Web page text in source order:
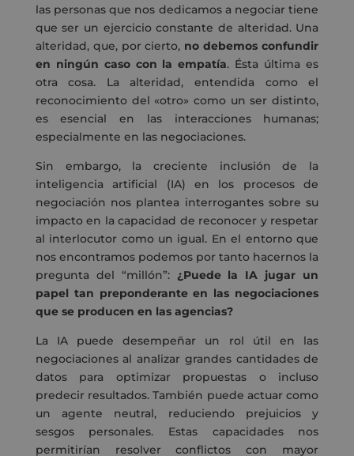
las personas que nos dedicamos a negociar tiene
que ser un ejercicio constante de alteridad. Una
alteridad, que, por cierto, no debemos confundir
en ningún caso con la empatía. Ésta última es
otra cosa. La alteridad, entendida como el
reconocimiento del «otro» como un ser distinto,
es esencial en las interacciones humanas;
especialmente en las negociaciones.
Sin embargo, la creciente inclusión de la
inteligencia artificial (IA) en los procesos de
negociación nos plantea interrogantes sobre su
impacto en la capacidad de reconocer y respetar
al interlocutor como un igual. En el entorno que
nos encontramos podemos por tanto hacernos la
pregunta del “millón”: ¿Puede la IA jugar un
papel tan preponderante en las negociaciones
que se producen en las agencias?
La IA puede desempeñar un rol útil en las
negociaciones al analizar grandes cantidades de
datos para optimizar propuestas o incluso
predecir resultados. También puede actuar como
un agente neutral, reduciendo prejuicios y
sesgos personales. Estas capacidades nos
permitirían resolver conflictos con mayor